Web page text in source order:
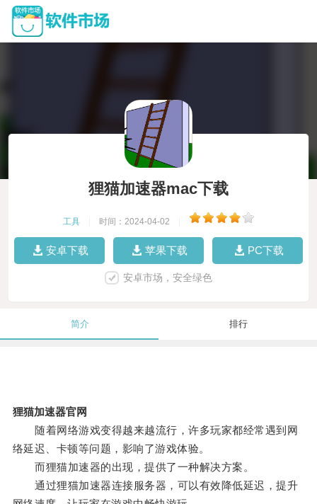
狸猫加速器mac下载
工具 时间：2024-04-02
安卓下载 苹果下载 PC下载
安卓市场，安全绿色
简介 排行
狸猫加速器官网
随着网络游戏变得越来越流行，许多玩家都经常遇到网
络延迟、卡顿等问题，影响了游戏体验。
而狸猫加速器的出现，提供了一种解决方案。
通过狸猫加速器连接服务器，可以有效降低延迟，提升